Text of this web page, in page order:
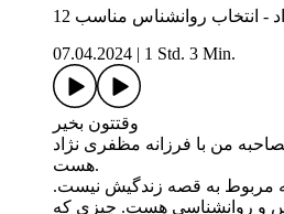
- انتخاب روانشناس مناسب
07.04.2024
1 Std. 3 Min.
وقتتون بخیر
من با فرزانه مظفری نژاد
هست.
مربوط به قصه زندگیش نیست.
و روانشناسی هست. چیزی که